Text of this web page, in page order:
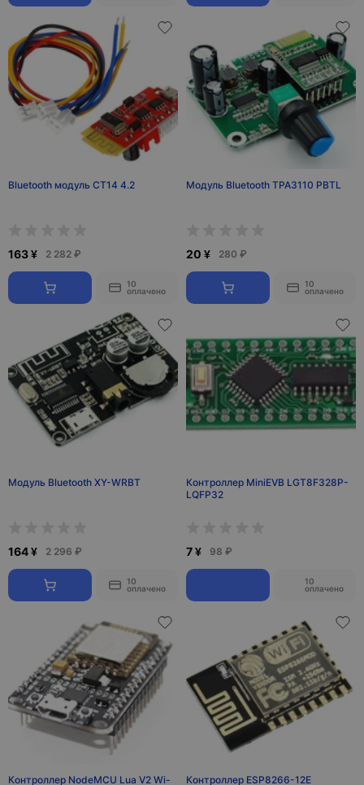
Bluetooth модуль CT14 4.2
163 ¥ 2 282 ₽
10
оплачено
Модуль Bluetooth TPA3110 PBTL
20 ¥ 280 ₽
10
оплачено
Модуль Bluetooth XY-WRBT
164 ¥ 2 296 ₽
10
оплачено
Контроллер MiniEVB LGT8F328P-
LQFP32
7 ¥ 98 ₽
10
оплачено
Контроллер NodeMCU Lua V2 Wi- Контроллер ESP8266-12E